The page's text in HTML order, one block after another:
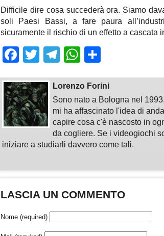
Difficile dire cosa succederà ora. Siamo
soli Paesi Bassi, a fare paura
sicuramente il rischio di un effetto a cascata
Facebook
TwitterTelegram
WhatsApp
Lorenzo Forini
Sono nato a Bologna nel
mi ha affascinato l'idea di
capire cosa c'è nascosto in
da cogliere. Se i videogiochi
iniziare a studiarli davvero come tali.
LASCIA UN COMMENTO
Nome (required)